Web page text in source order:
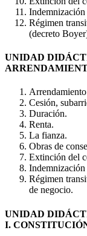
Indemnización
Régimen
(decreto
UNIDAD
Cesión,
Duración.
Renta.
La fianza.
Obras de
Extinción del
Indemnización
Régimen
de negocio.
UNIDAD
I.